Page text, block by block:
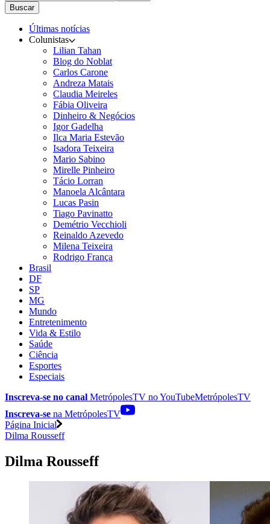
Buscar
Últimas notícias
Colunistas
Lilian Tahan
Blog do Noblat
Carlos Carone
Andreza Matais
Claudia Meireles
Fábia Oliveira
Dinheiro & Negócios
Igor Gadelha
Ilca Maria Estevão
Isadora Teixeira
Mario Sabino
Mirelle Pinheiro
Tácio Lorran
Manoela Alcântara
Lucas Pasin
Tiago Pavinatto
Demétrio Vecchioli
Reinaldo Azevedo
Milena Teixeira
Rodrigo França
Brasil
DF
SP
MG
Mundo
Entretenimento
Vida & Estilo
Saúde
Ciência
Esportes
Especiais
Inscreva-se no canal MetrópolesTV noYouTubeMetrópolesTV
Inscreva-se na MetrópolesTV
Página Inicial
Dilma Rousseff
Dilma Rousseff